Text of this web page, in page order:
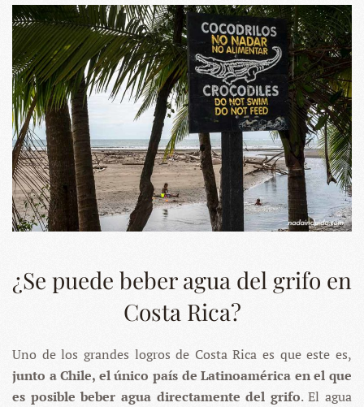
¿Se puede beber agua del grifo en
Costa Rica?
Uno de los grandes logros de Costa Rica es que este es,
junto a Chile, el único país de Latinoamérica en el que
es posible beber agua directamente del grifo. El agua